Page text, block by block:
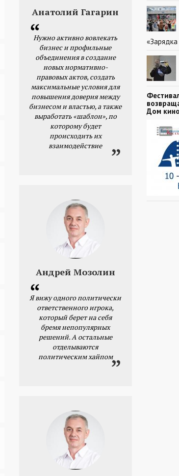
Анатолий Гагарин
Нужно активно вовлекать
бизнес и профильные
объединения в создание
новых нормативно-
правовых актов, создать
максимальные условия для
повышения доверия между
бизнесом и властью, а также
выработать «шаблон», по
которому будет
происходить их
взаимодействие
Андрей Мозолин
Я вижу одного политически
ответственного игрока,
который берет на себя
бремя непопулярных
решений. А остальные
отделываются
политическим хайпом
Дом кино